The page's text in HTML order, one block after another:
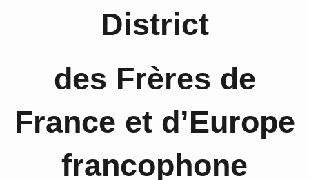
District
des Frères de
France et d’Europe
francophone